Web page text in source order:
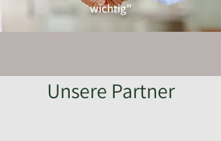
wichtig"
Unsere Partner